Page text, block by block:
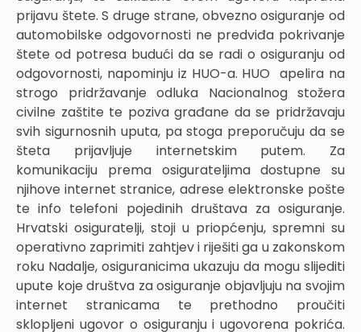
prijavu štete. S druge strane, obvezno osiguranje od
automobilske odgovornosti ne predviđa pokrivanje
štete od potresa budući da se radi o osiguranju od
odgovornosti, napominju iz HUO-a. HUO apelira na
strogo pridržavanje odluka Nacionalnog stožera
civilne zaštite te poziva građane da se pridržavaju
svih sigurnosnih uputa, pa stoga preporučuju da se
šteta prijavljuje internetskim putem. Za
komunikaciju prema osigurateljima dostupne su
njihove internet stranice, adrese elektronske pošte
te info telefoni pojedinih društava za osiguranje.
Hrvatski osiguratelji, stoji u priopćenju, spremni su
operativno zaprimiti zahtjev i riješiti ga u zakonskom
roku Nadalje, osiguranicima ukazuju da mogu slijediti
upute koje društva za osiguranje objavljuju na svojim
internet stranicama te prethodno proučiti
sklopljeni ugovor o osiguranju i ugovorena pokrića.